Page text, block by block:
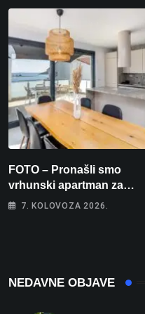
FOTO – Pronašli smo
vrhunski apartman za
odmor: Pogled na more, tri
7. KOLOVOZA 2026.
NEDAVNE OBJAVE